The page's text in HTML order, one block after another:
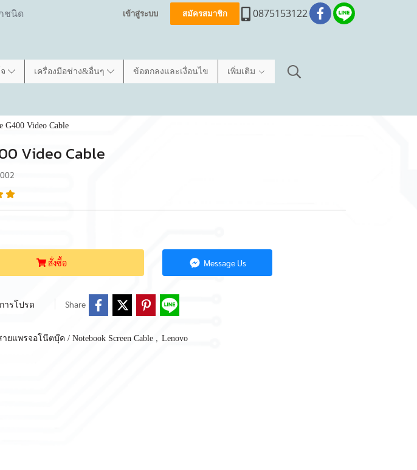
ชนิด เข้าสู่ระบบ สมัครสมาชิก 0875153122
เครื่องมือช่าง&อื่นๆ ข้อตกลงและเงื่อนไข เพิ่มเติม
G400 Video Cable
Video Cable
สั่งซื้อ Message Us
ารโปรด Share
ายแพรจอโน๊ตบุ๊ค / Notebook Screen Cable Lenovo